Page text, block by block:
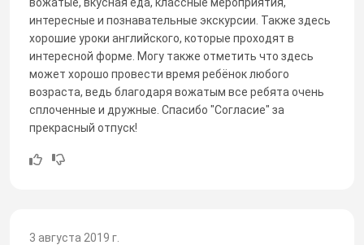
интересные и познавательные экскурсии. Также здесь
хорошие уроки английского, которые проходят в
интересной форме. Могу также отметить что здесь
может хорошо провести время ребёнок любого
возраста, ведь благодаря вожатым все ребята очень
сплоченные и дружные. Спасибо "Согласие" за
прекрасный отпуск!
3 августа 2019 г.